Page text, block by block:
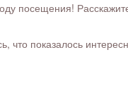
Расскажите
что показалось